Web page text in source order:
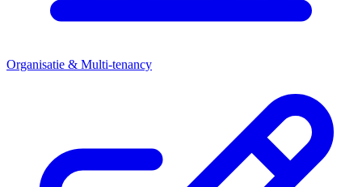
Organisatie & Multi-tenancy